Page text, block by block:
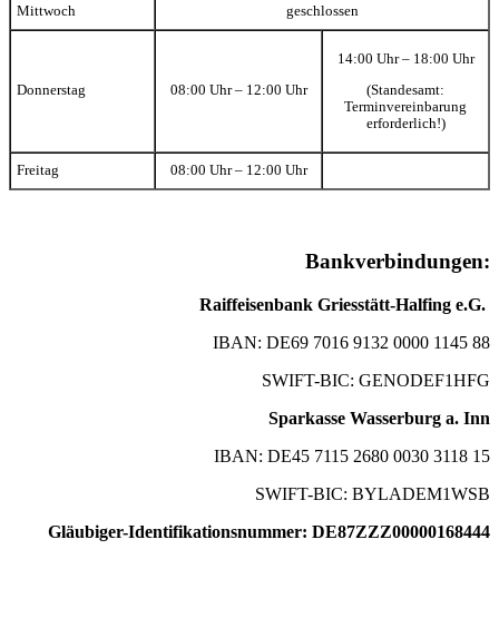
Mittwoch geschlossen
Donnerstag 08:00 Uhr – 12:00 Uhr
14:00 Uhr – 18:00 Uhr
(Standesamt:
Terminvereinbarung
erforderlich!)
Freitag 08:00 Uhr – 12:00 Uhr
Bankverbindungen:
Raiffeisenbank Griesstätt-Halfing e.G.
IBAN: DE69 7016 9132 0000 1145 88
SWIFT-BIC: GENODEF1HFG
Sparkasse Wasserburg a. Inn
IBAN: DE45 7115 2680 0030 3118 15
SWIFT-BIC: BYLADEM1WSB
Gläubiger-Identifikationsnummer: DE87ZZZ00000168444